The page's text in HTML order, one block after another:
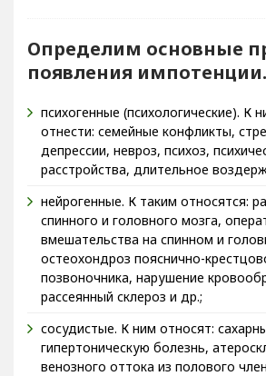
Определим основные
появления импотенции.
психогенные (психологические). К
отнести: семейные конфликты,
депрессии, невроз, психоз,
расстройства, длительное
нейрогенные. К таким относятся:
спинного и головного мозга,
вмешательства на спинном и
остеохондроз пояснично-
позвоночника, нарушение
рассеянный склероз и др.;
сосудистые. К ним относят:
гипертоническую болезнь,
венозного оттока из полового